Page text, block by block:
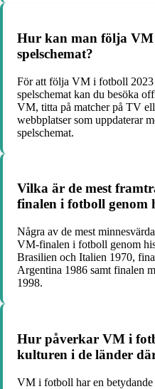
Hur kan man följa VM
spelschemat?
För att följa VM i fotboll 2023
spelschemat kan du besöka
VM, titta på matcher på TV
webbplatser som uppdaterar
spelschemat.
Vilka är de mest
finalen i fotboll genom
Några av de mest
VM-finalen i fotboll genom
Brasilien och Italien 1970,
Argentina 1986 samt finalen
1998.
Hur påverkar VM i
kulturen i de länder
VM i fotboll har en betydande